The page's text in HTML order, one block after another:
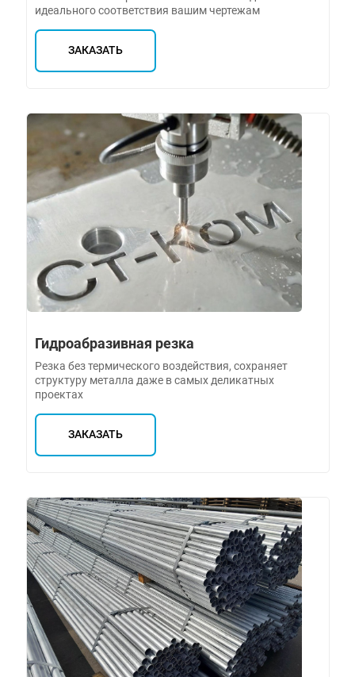
идеального соответствия вашим чертежам
ЗАКАЗАТЬ
Гидроабразивная резка
Резка без термического воздействия, сохраняет
структуру металла даже в самых деликатных
проектах
ЗАКАЗАТЬ